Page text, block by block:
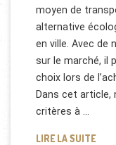
moyen de
alternative
en ville. Avec de
sur le marché, il
choix lors de
Dans cet article,
critères à …
LIRE LA SUITE